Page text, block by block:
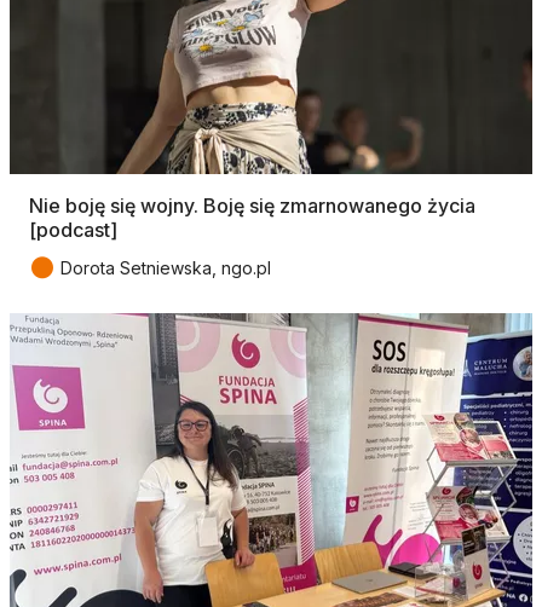
Nie boję się wojny. Boję się zmarnowanego życia
[podcast]
● Dorota Setniewska, ngo.pl